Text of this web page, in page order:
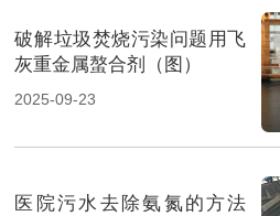
破解垃圾焚烧污染问题用飞
灰重金属螯合剂（图）
2025-09-23
医院污水去除氨氮的方法